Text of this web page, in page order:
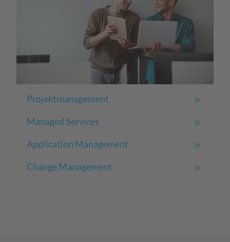
Projektmanagement
Managed Services
Application Management
Change Management